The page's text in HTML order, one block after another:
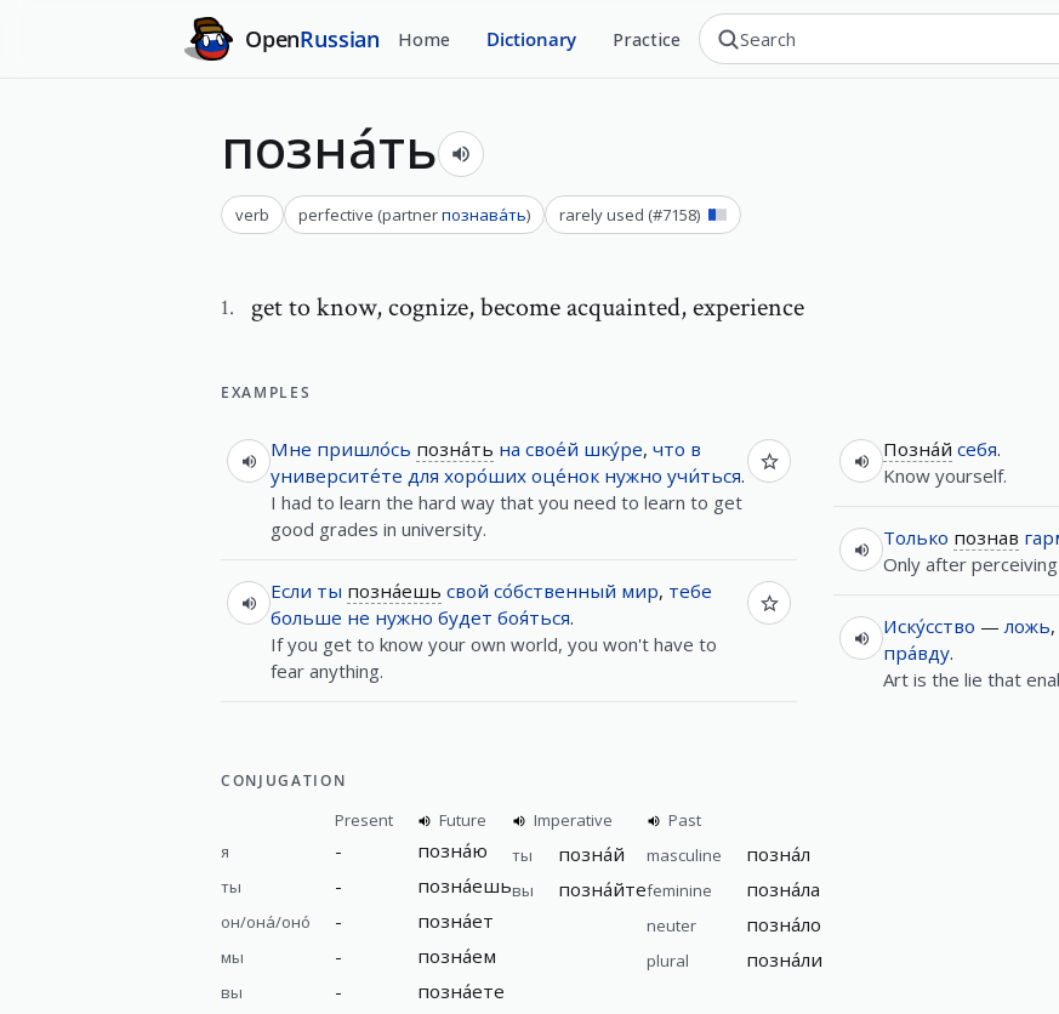
OpenRussian Home Dictionary Practice
позна́ть
verb perfective (partnerпознава́ть) rarely used (#7158)
1. get to know,cognize, become acquainted, experience
EXAMPLES
Мне пришло́сь позна́ть на свое́й шку́ре, что в
университе́те для хоро́ших оце́нок нужно учи́ться.
I had to learn the hard way that you need to learn to get
good grades in university.
Если ты позна́ешь свой со́бственный мир, тебе
больше не нужно будет боя́ться.
If you get to know your own world, you won't have to
fear anything.
Позна́й себя.
Know yourself.
Только познав
Only after
Иску́сство —ложь,
пра́вду.
Art is the lie that
CONJUGATION
Present
Future
я
- позна́ю
ты - позна́ешь
он/она́/оно́ - позна́ет
мы - позна́ем
вы - позна́ете
Imperative
ты
позна́й
вы позна́йте
Past
masculine
позна́л
feminine позна́ла
neuter позна́ло
plural позна́ли